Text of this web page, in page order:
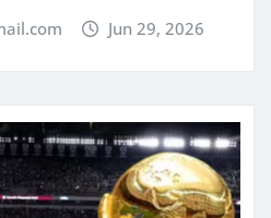
Jun 29, 2026